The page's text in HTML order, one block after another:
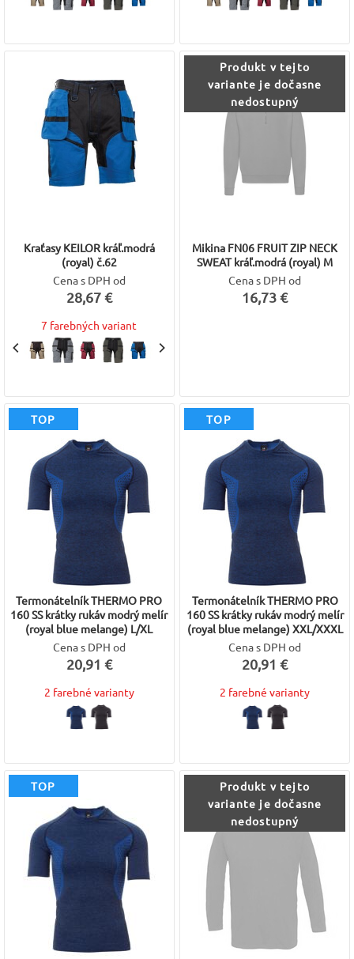
Kraťasy KEILOR kráľ.modrá
(royal) č.62
Cena s DPH od
28,67 €
7 farebných variant
Produkt v tejto
variante je dočasne
nedostupný
Mikina FN06 FRUIT ZIP NECK
SWEAT kráľ.modrá (royal) M
Cena s DPH od
16,73 €
TOP
Termonátelník THERMO PRO
160 SS krátky rukáv modrý melír
(royal blue melange) L/XL
Cena s DPH od
20,91 €
2 farebné varianty
TOP
Termonátelník THERMO PRO
160 SS krátky rukáv modrý melír
(royal blue melange) XXL/XXXL
Cena s DPH od
20,91 €
2 farebné varianty
TOP
Produkt v tejto
variante je dočasne
nedostupný